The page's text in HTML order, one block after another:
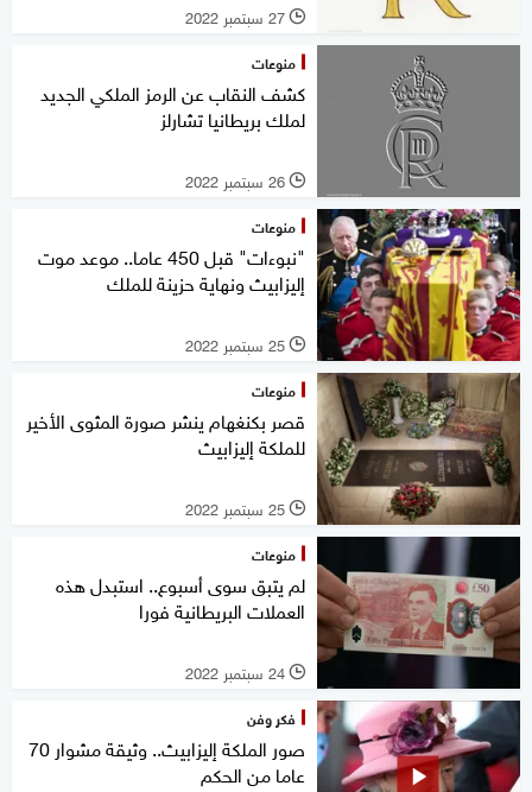
l 27 سبتمبر 2022
منوعات
كشف النقاب عن الرمز الملكي الجديد
لملك بريطانيا تشارلز
l 26 سبتمبر 2022
منوعات
"نبوءات" قبل 450 عاما.. موعد موت
إليزابيث ونهاية حزينة للملك
l 25 سبتمبر 2022
منوعات
قصر بكنغهام ينشر صورة المثوى الأخير
للملكة إليزابيث
l 25 سبتمبر 2022
منوعات
لم يتبق سوى أسبوع.. استبدل هذه
العملات البريطانية فورا
l 24 سبتمبر 2022
فكر وفن
صور الملكة إليزابيث.. وثيقة مشوار 70
عاما من الحكم